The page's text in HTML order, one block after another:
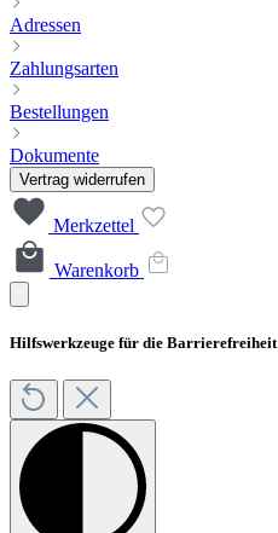
Adressen
Zahlungsarten
Bestellungen
Dokumente
Vertrag widerrufen
Merkzettel
Warenkorb
Hilfswerkzeuge für die Barrierefreiheit